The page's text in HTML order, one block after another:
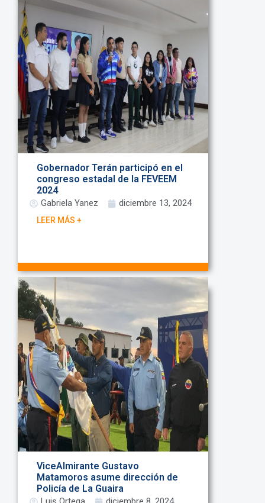
Gobernador Terán participó en el
congreso estadal de la FEVEEM
2024
Gabriela Yanez diciembre 13, 2024
LEER MÁS +
ViceAlmirante Gustavo
Matamoros asume dirección de
Policía de La Guaira